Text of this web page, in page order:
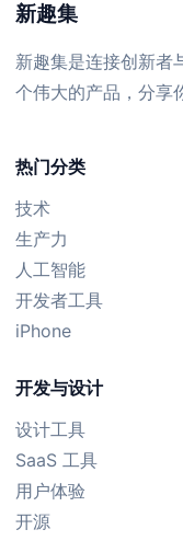
新趣集
新趣集是连接创新者
个伟大的产品，分享
热门分类
技术
生产力
人工智能
开发者工具
iPhone
开发与设计
设计工具
SaaS 工具
用户体验
开源